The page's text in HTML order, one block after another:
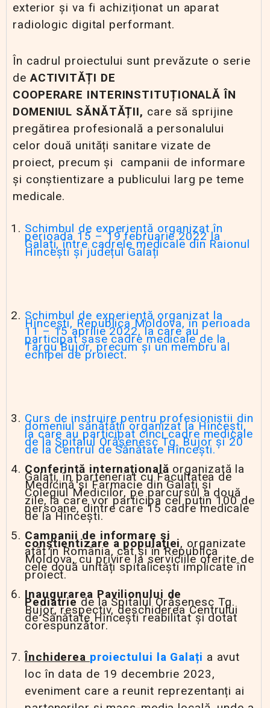
exterior și va fi achiziționat un aparat
radiologic digital performant.
În cadrul proiectului sunt prevăzute o serie
deACTIVITĂȚI DE
COOPERARE INTERINSTITUȚIONALĂ ÎN
DOMENIUL SĂNĂTĂȚII, care să sprijine
pregătirea profesională a personalului
celor două unități sanitare vizate de
proiect, precum și campanii de informare
și conștientizare a publicului larg pe teme
medicale.
Schimbul de experiență organizat în
perioada 15 – 19 februarie 2022 la
Galați, între cadrele medicale din Raionul
Hîncești și județul Galați
Schimbul de experiență organizat la
Hîncești, Republica Moldova, în perioada
11 – 15 aprilie 2022, la care au
participat șase cadre medicale de la
Târgu Bujor, precum și un membru al
echipei de proiect.
Curs de instruire pentru profesioniștii din
domeniul sănătății organizat la Hîncești,
la care au participat cinci cadre medicale
de la Spitalul Orășenesc Tg. Bujor și 20
de la Centrul de Sănătate Hîncești.
Conferință internațională organizată la
Galați, în parteneriat cu Facultatea de
Medicină și Farmacie din Galați și
Colegiul Medicilor, pe parcursul a două
zile, la care vor participa cel puțin 100 de
persoane, dintre care 15 cadre medicale
de la Hîncești.
Campanii de informare și
conștientizare a populației, organizate
atât în România, cât și în Republica
Moldova, cu privire la serviciile oferite de
cele două unități spitalicești implicate în
proiect.
Inaugurarea Pavilionului de
Pediatrie de la Spitalul Orășenesc Tg.
Bujor, respectiv, deschiderea Centrului
de Sănătate Hîncești reabilitat și dotat
corespunzător.
Închiderea proiectului la Galați a avut
loc în data de 19 decembrie 2023,
eveniment care a reunit reprezentanți ai